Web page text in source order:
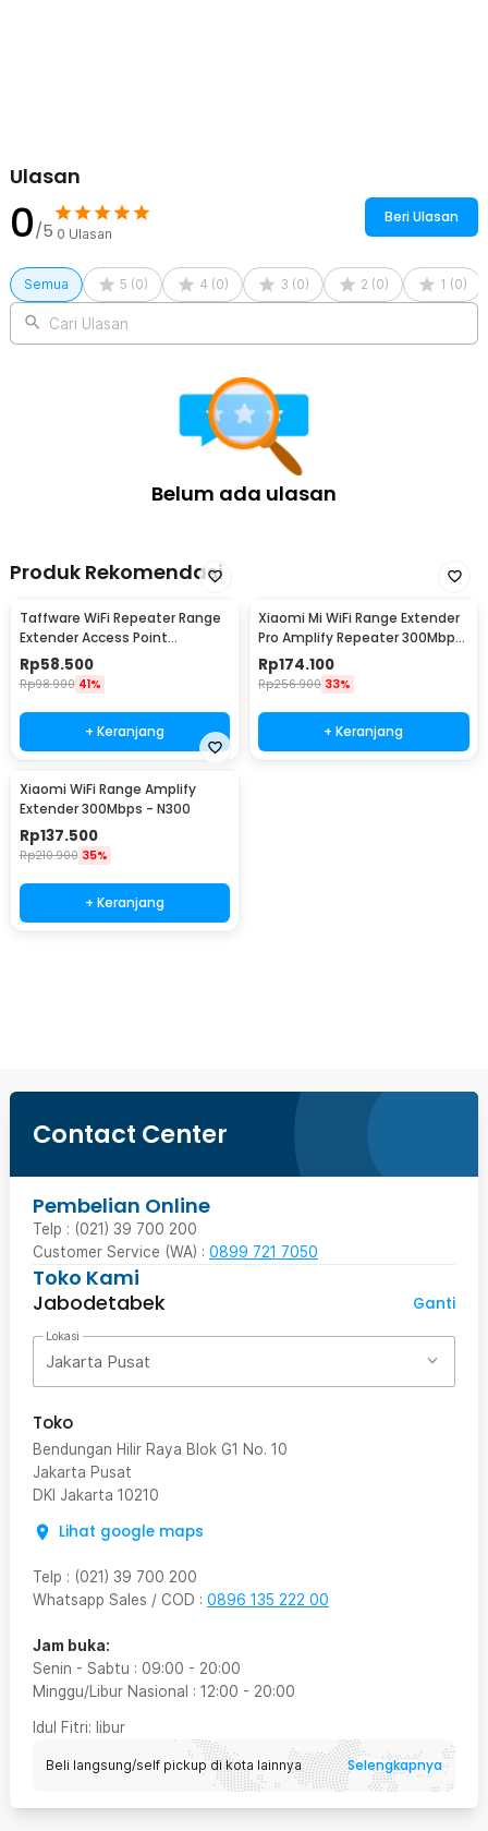
Ulasan
0/5 0 Ulasan
Beri Ulasan
Semua 5 (0) 4 (0) 3 (0) 2 (0) 1 (0)
Cari Ulasan
Belum ada ulasan
Produk Rekomendasi
Taffware WiFi Repeater Range
Extender Access Point
Wireless-N 300Mbps - MT02
Rp58.500
Rp98.900 41%
+ Keranjang
Xiaomi Mi WiFi Range Extender
Pro Amplify Repeater 300Mbps
- R03
Rp174.100
Rp256.900 33%
+ Keranjang
Xiaomi WiFi Range Amplify
Extender 300Mbps - N300
Rp137.500
Rp210.900 35%
+ Keranjang
Contact Center
Pembelian Online
Telp : (021) 39 700 200
Customer Service (WA) : 0899 721 7050
Toko Kami
Jabodetabek
Ganti
Lokasi
Jakarta Pusat
Toko
Bendungan Hilir Raya Blok G1 No. 10
Jakarta Pusat
DKI Jakarta 10210
Lihat google maps
Telp : (021) 39 700 200
Whatsapp Sales / COD : 0896 135 222 00
Jam buka:
Senin - Sabtu : 09:00 - 20:00
Minggu/Libur Nasional : 12:00 - 20:00
Idul Fitri: libur
Beli langsung/self pickup di kota lainnya Selengkapnya